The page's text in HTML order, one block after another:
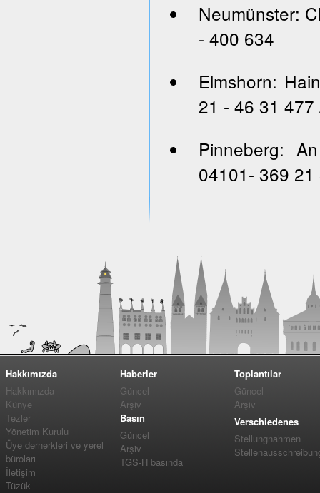
Neumünster:
- 400 634
Elmshorn:
21 - 46 31 477
Pinneberg:
04101- 369 21
Hakkımızda
Hakkımızda
Künye
Tezler
Yönetim Kurulu
Üye dernerkleri ve yerel
büroları
İletişim
Tüzük
Haberler
Güncel
Arşiv
Basın
Güncel
Arşiv
TGS-H basında
Toplantılar
Güncel
Arşiv
Verschiedenes
Stellungnahmen